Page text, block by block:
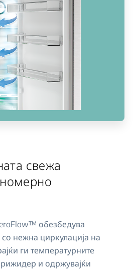
свежа
обезбедува
нежна циркулација на
ги температурните
и одржувајќи